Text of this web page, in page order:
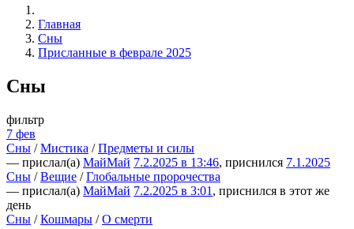
Главная
Сны
Присланные в феврале 2025
Сны
фильтр
7 фев
Сны /Мистика /Предметы и силы
— прислал(а) МайМай 7.2.2025 в 13:46, приснился 7.1.2025
Сны /Вещие /Глобальные пророчества
— прислал(а) МайМай 7.2.2025 в 3:01 , приснился в этот же
день
Сны /Кошмары /О смерти